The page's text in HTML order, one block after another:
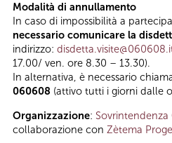
Modalità di annullamento
In caso di impossibilità a
necessario comunicare la
indirizzo:
17.00/ ven. ore 8.30 – 13.30).
In alternativa, è necessario
060608 (attivo tutti i giorni dalle
Organizzazione:
collaborazione con Zètema